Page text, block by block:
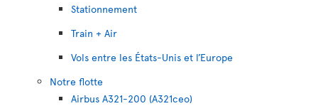
Stationnement
Train + Air
Vols entre les États-Unis et l’Europe
Notre flotte
Airbus A321-200 (A321ceo)